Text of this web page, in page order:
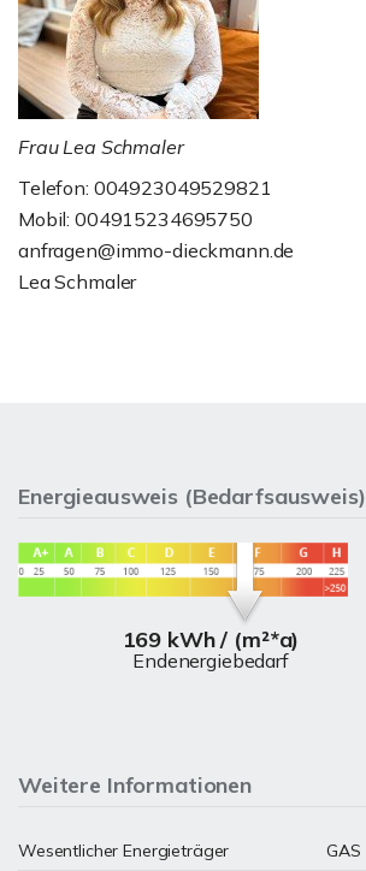
Frau Lea Schmaler
Telefon: 004923049529821
Mobil: 004915234695750
anfragen@immo-dieckmann.de
Lea Schmaler
Energieausweis (Bedarfsausweis)
169 kWh / (m²*a)
Endenergiebedarf
Weitere Informationen
Wesentlicher Energieträger
GAS